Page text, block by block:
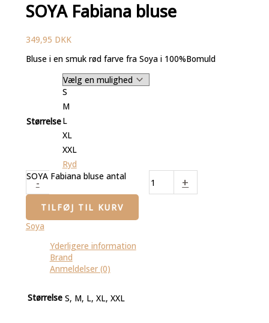
SOYA Fabiana bluse
349,95 DKK
Bluse i en smuk rød farve fra Soya i 100%Bomuld
Størrelse
S
M
L
XL
XXL
Ryd
-
SOYA Fabiana bluse antal +
TILFØJ TIL KURV
Soya
Yderligere information
Brand
Anmeldelser (0)
Størrelse S, M, L, XL, XXL